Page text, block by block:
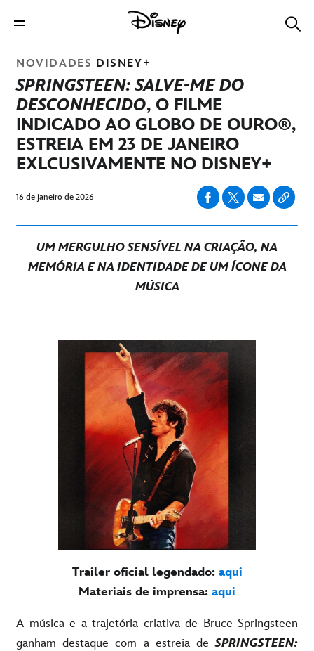
NOVIDADES DISNEY+
SPRINGSTEEN: SALVE-ME DO
DESCONHECIDO, O FILME
INDICADO AO GLOBO DE OURO®,
ESTREIA EM 23 DE JANEIRO
EXLCUSIVAMENTE NO DISNEY+
16 de janeiro de 2026
UM MERGULHO SENSÍVEL NA CRIAÇÃO, NA
MEMÓRIA E NA IDENTIDADE DE UM ÍCONE DA
MÚSICA
Trailer oficial legendado: aqui
Materiais de imprensa: aqui
A música e a trajetória criativa de Bruce Springsteen
ganham destaque com a estreia deSPRINGSTEEN: